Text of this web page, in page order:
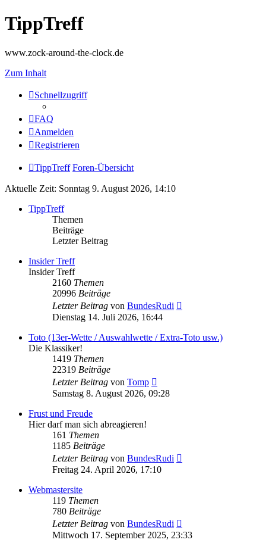
TippTreff
www.zock-around-the-clock.de
Zum Inhalt
Schnellzugriff
FAQ
Anmelden
Registrieren
TippTreff Foren-Übersicht
Aktuelle Zeit: Sonntag 9. August 2026, 14:10
TippTreff
Themen
Beiträge
Letzter Beitrag
Insider Treff
Insider Treff
2160 Themen
20996 Beiträge
Letzter Beitrag von BundesRudi
Dienstag 14. Juli 2026, 16:44
Toto (13er-Wette / Auswahlwette / Extra-Toto usw.)
Die Klassiker!
1419 Themen
22319 Beiträge
Letzter Beitrag von Tomp
Beitrag
Samstag 8. August 2026, 09:28
Frust und Freude
Hier darf man sich abreagieren!
161 Themen
1185 Beiträge
Letzter Beitrag von BundesRudi
Freitag 24. April 2026, 17:10
Webmastersite
119 Themen
780 Beiträge
Letzter Beitrag von BundesRudi
Beitrag
Mittwoch 17. September 2025, 23:33